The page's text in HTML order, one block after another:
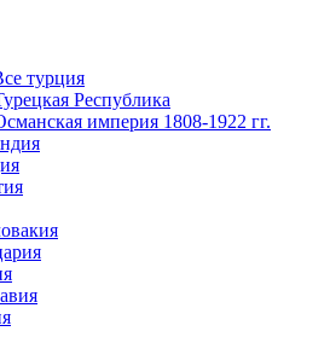
турция
Республика
империя 1808-1922 гг.